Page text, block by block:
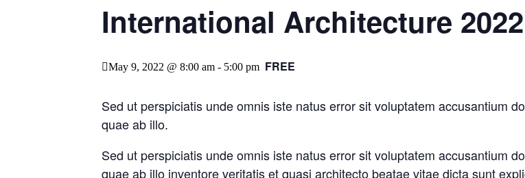
International Architecture 2022
May 9, 2022 @ 8:00 am - 5:00 pm FREE
Sed ut perspiciatis unde omnis iste natus error sit voluptatem accusantium
quae ab illo.
Sed ut perspiciatis unde omnis iste natus error sit voluptatem accusantium
quae ab illo inventore veritatis et quasi architecto beatae vitae dicta sunt